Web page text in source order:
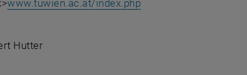
www.tuwien.ac.at/index.php
Hutter